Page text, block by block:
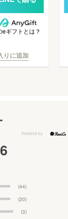
eギフトとは？
りに追加
(44)
(20)
(3)